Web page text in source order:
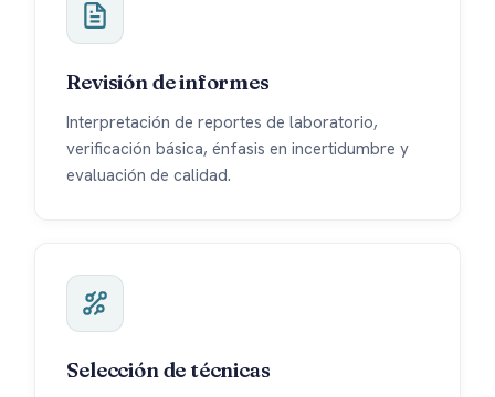
Revisión de informes
Interpretación de reportes de laboratorio,
verificación básica, énfasis en incertidumbre y
evaluación de calidad.
Selección de técnicas